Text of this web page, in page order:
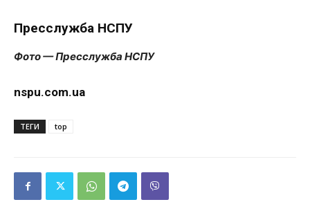
Пресслужба НСПУ
Фото — Пресслужба НСПУ
nspu.com.ua
ТЕГИ top